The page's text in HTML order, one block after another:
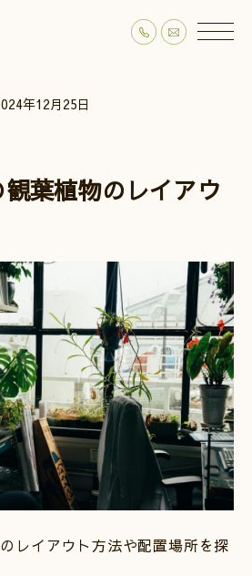
年12月25日
葉植物のレイアウ
レイアウト方法や配置場所を探